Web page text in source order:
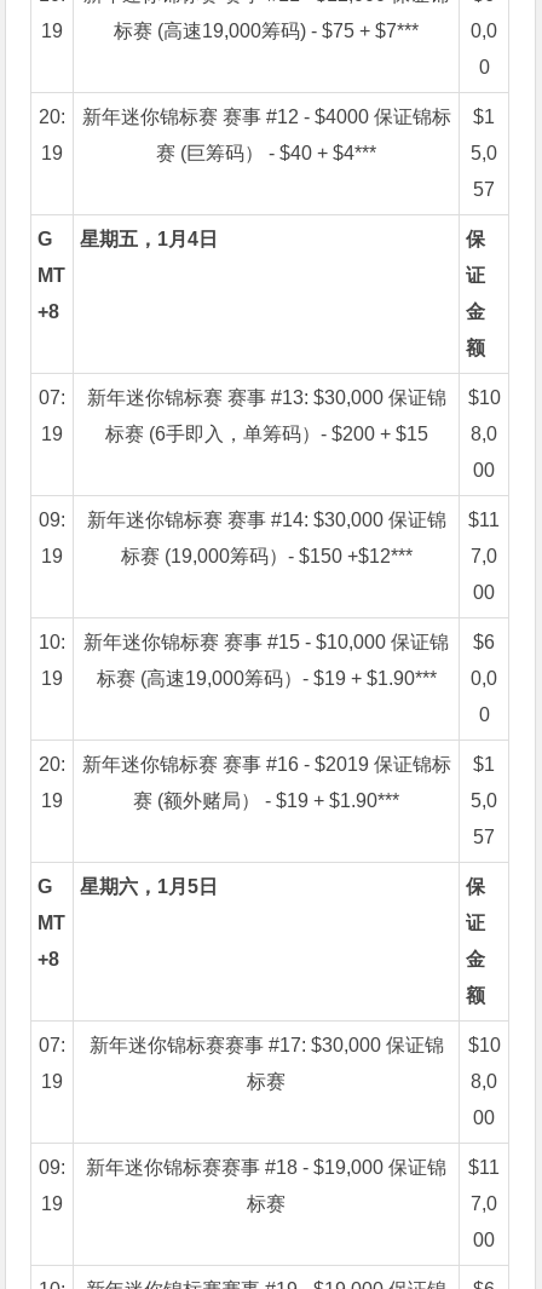
19
标赛 (高速19,000筹码) - $75 + $7***
0,0
0
20:
19
新年迷你锦标赛 赛事 #12 - $4000 保证锦标
赛 (巨筹码） - $40 + $4***
$1
5,0
57
G
MT
+8
星期五，1月4日
保
证
金
额
07:
19
新年迷你锦标赛 赛事 #13: $30,000 保证锦
标赛 (6手即入，单筹码）- $200 + $15
$10
8,0
00
09:
19
新年迷你锦标赛 赛事 #14: $30,000 保证锦
标赛 (19,000筹码）- $150 +$12***
$11
7,0
00
10:
19
新年迷你锦标赛 赛事 #15 - $10,000 保证锦
标赛 (高速19,000筹码）- $19 + $1.90***
$6
0,0
0
20:
19
新年迷你锦标赛 赛事 #16 - $2019 保证锦标
赛 (额外赌局） - $19 + $1.90***
$1
5,0
57
G
MT
+8
星期六，1月5日
保
证
金
额
07:
19
新年迷你锦标赛赛事 #17: $30,000 保证锦
标赛
$10
8,0
00
09:
19
新年迷你锦标赛赛事 #18 - $19,000 保证锦
标赛
$11
7,0
00